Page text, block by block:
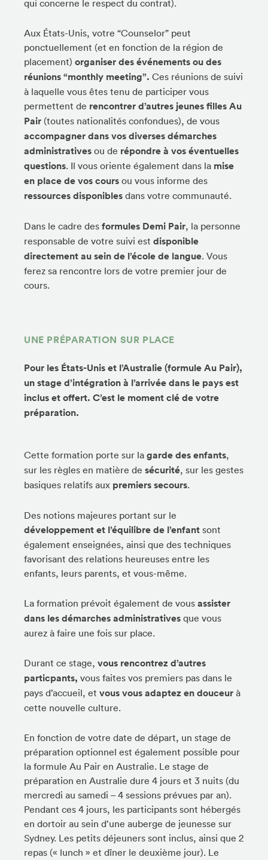
qui concerne le respect du contrat).
Aux États-Unis, votre “Counselor” peut
ponctuellement (et en fonction de la région de
placement) organiser des événements ou des
réunions “monthly meeting”. Ces réunions de suivi
à laquelle vous êtes tenu de participer vous
permettent de rencontrer d’autres jeunes filles Au
Pair (toutes nationalités confondues), de vous
accompagner dans vos diverses démarches
administratives ou de répondre à vos éventuelles
questions. Il vous oriente également dans la mise
en place de vos cours ou vous informe des
ressources disponibles dans votre communauté.
Dans le cadre des formules Demi Pair, la personne
responsable de votre suivi est disponible
directement au sein de l’école de langue. Vous
ferez sa rencontre lors de votre premier jour de
cours.
UNE PRÉPARATION SUR PLACE
Pour les États-Unis et l’Australie (formule Au Pair),
un stage d’intégration à l’arrivée dans le pays est
inclus et offert. C’est le moment clé de votre
préparation.
Cette formation porte sur la garde des enfants,
sur les règles en matière de sécurité, sur les gestes
basiques relatifs aux premiers secours.
Des notions majeures portant sur le
développement et l’équilibre de l’enfant sont
également enseignées, ainsi que des techniques
favorisant des relations heureuses entre les
enfants, leurs parents, et vous-même.
La formation prévoit également de vous assister
dans les démarches administratives que vous
aurez à faire une fois sur place.
Durant ce stage, vous rencontrez d’autres
particpants, vous faites vos premiers pas dans le
pays d’accueil, et vous vous adaptez en douceur à
cette nouvelle culture.
En fonction de votre date de départ, un stage de
préparation optionnel est également possible pour
la formule Au Pair en Australie. Le stage de
préparation en Australie dure 4 jours et 3 nuits (du
mercredi au samedi – 4 sessions prévues par an).
Pendant ces 4 jours, les participants sont hébergés
en dortoir au sein d’une auberge de jeunesse sur
Sydney. Les petits déjeuners sont inclus, ainsi que 2
repas (« lunch » et dîner le deuxième jour). Le